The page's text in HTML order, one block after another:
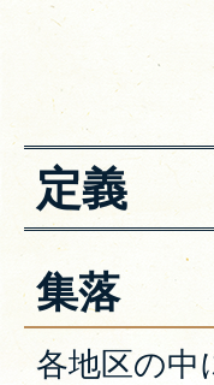
定義
集落
各地区の中